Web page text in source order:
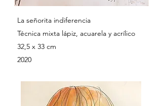
La señorita indiferencia
Técnica mixta lápiz, acuarela y acrílico
32,5 x 33 cm
2020